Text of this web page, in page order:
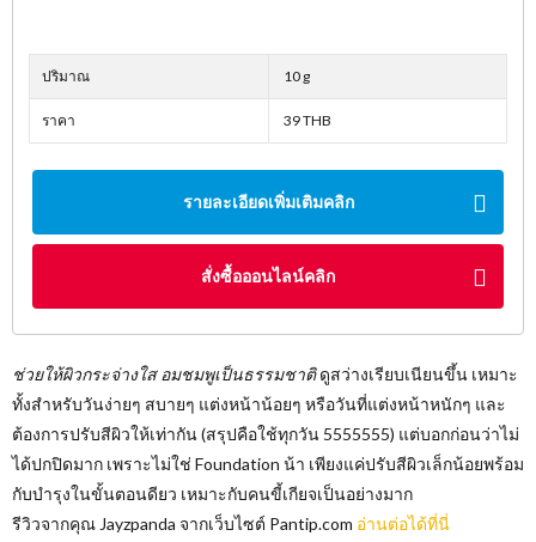
ปริมาณ 10 g
ราคา 39 THB
รายละเอียดเพิ่มเติมคลิก
สั่งซื้อออนไลน์คลิก
ช่วยให้ผิวกระจ่างใส อมชมพูเป็นธรรมชาติดูสว่างเรียบเนียนขึ้น เหมาะ
ทั้งสำหรับวันง่ายๆ สบายๆ แต่งหน้าน้อยๆ หรือวันที่แต่งหน้าหนักๆ และ
ต้องการปรับสีผิวให้เท่ากัน (สรุปคือใช้ทุกวัน 5555555) แต่บอกก่อนว่าไม่
ได้ปกปิดมาก เพราะไม่ใช่ Foundation น้า เพียงแค่ปรับสีผิวเล็กน้อยพร้อม
กับบำรุงในขั้นตอนดียว เหมาะกับคนขี้เกียจเป็นอย่างมาก
รีวิวจากคุณ Jayzpanda จากเว็บไซต์​ Pantip.com อ่านต่อได้ที่นี่